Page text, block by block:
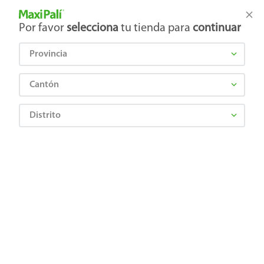
Tienda Maxi Palí
Por favor selecciona tu tienda para continuar
Provincia
Cantón
Distrito